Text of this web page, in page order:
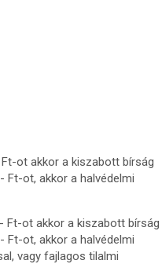
ot akkor a kiszabott bírság
Ft-ot, akkor a halvédelmi
Ft-ot akkor a kiszabott bírság
Ft-ot, akkor a halvédelmi
vagy fajlagos tilalmi